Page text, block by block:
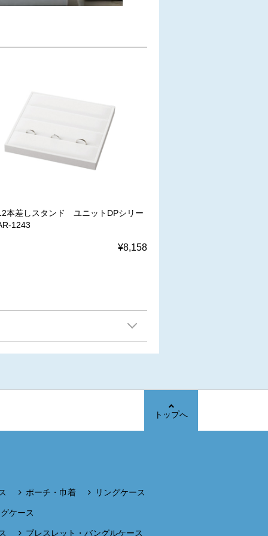
本差しスタンド ユニットDPシリー
1243
¥8,158
トップへ
ポーチ・巾着 リングケース
ケース
ブレスレット・バングルケース